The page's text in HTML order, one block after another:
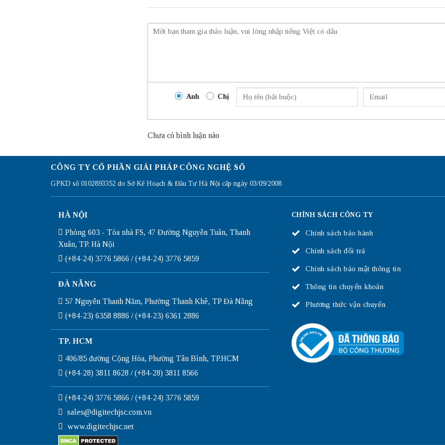
Anh Chị
Chưa có bình luận nào
CÔNG TY CỔ PHẦN GIẢI PHÁP CÔNG NGHỆ SỐ
GPKD số 0102893352 do Sở Kế Hoạch & Đầu Tư Hà Nội cấp ngày 03/09/2008
HÀ NỘI
Phòng 603 - Tòa nhà FS, 47 Đường Nguyễn Tuân, Thanh
Xuân, TP. Hà Nội
(+84-24) 3776 5866 / (+84-24) 3776 5859
ĐÀ NẴNG
57 Nguyễn Thanh Năm, Phường Thanh Khê, TP Đà Nẵng
(+84-23) 6358 8886 / (+84-23) 6361 2886
TP. HCM
406/85 đường Cộng Hòa, Phường Tân Bình, TP.HCM
(+84-28) 3811 8628 / (+84-28) 3811 8566
(+84-24) 3776 5866 / (+84-24) 3776 5859
sales@digitechjsc.com.vn
www.digitechjsc.net
CHÍNH SÁCH CÔNG TY
Chính sách bảo hành
Chính sách đổi trả
Chính sách bảo mật thông tin
Thông tin chuyển khoản
Phương thức vận chuyển